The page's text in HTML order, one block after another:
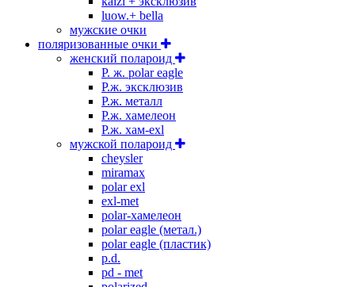
luow.+ bella
мужские очки
поляризованные очки
женский полароид
P. ж. polar eagle
P.ж. эксклюзив
Р.ж. металл
P.ж. хамелеон
Р.ж. хам-exl
мужской полароид
cheysler
miramax
polar exl
exl-met
polar-хамелеон
polar eagle (метал.)
polar eagle (пластик)
p.d.
pd - met